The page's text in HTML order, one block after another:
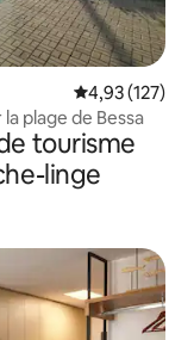
Évaluation
4,93 (127)
plage de Bessa
tourisme
linge